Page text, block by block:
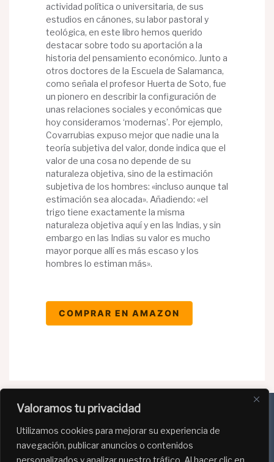
Valoramos tu privacidad
Utilizamos cookies para mejorar su experiencia de
navegación, publicar anuncios o contenidos
personalizados y analizar nuestro tráfico. Al hacer clic en
actividad política o universitaria, de sus
estudios en cánones, su labor pastoral y
teológica, en este libro hemos querido
destacar sobre todo su aportación a la
historia del pensamiento económico. Junto a
otros doctores de la Escuela de Salamanca,
como señala el profesor Huerta de Soto, fue
un pionero en describir la configuración de
unas relaciones sociales y económicas que
hoy consideramos ‘modernas’. Por ejemplo,
Covarrubias expuso mejor que nadie una la
teoría subjetiva del valor, donde indica que el
valor de una cosa no depende de su
naturaleza objetiva, sino de la estimación
subjetiva de los hombres: «incluso aunque tal
estimación sea alocada». Añadiendo: «el
trigo tiene exactamente la misma
naturaleza objetiva aquí y en las Indias, y sin
embargo en las Indias su valor es mucho
mayor porque allí es más escaso y los
hombres lo estiman más».
COMPRAR EN AMAZON
Política de Cookies